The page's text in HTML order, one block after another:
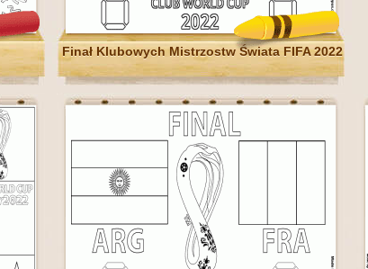
Finał Klubowych Mistrzostw Świata FIFA 2022